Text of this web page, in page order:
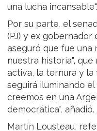
una lucha incansable".
Por su parte, el
(PJ) y ex gobernador
aseguró que fue una
nuestra historia",
activa, la ternura y la
seguirá iluminando
creemos en una
democrática", añadió.
Martín Lousteau,